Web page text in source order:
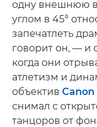
одну внешнюю
углом в 45°
запечатлеть
говорит он, — и
когда они
атлетизм и
объектив Canon
снимал с
танцоров от